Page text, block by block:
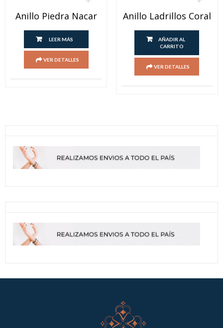
Anillo Piedra Nacar
LEER MÁS
VER DETALLES
Anillo Ladrillos Coral
AÑADIR AL
CARRITO
VER DETALLES